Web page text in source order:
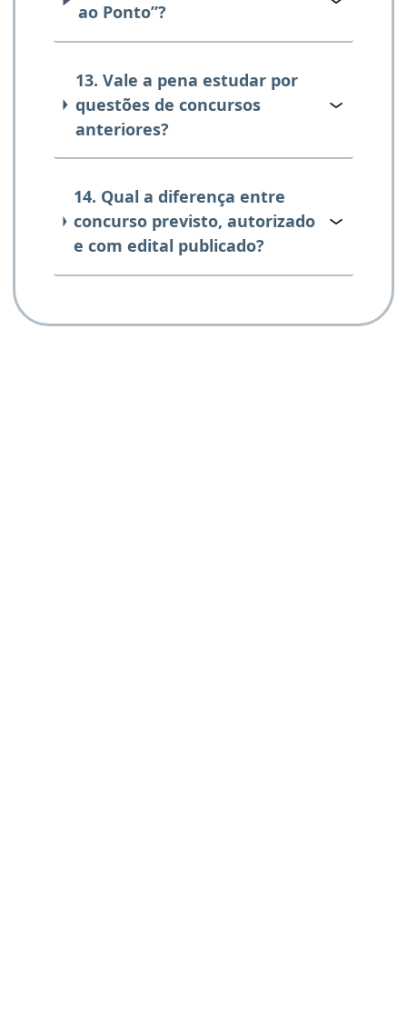
ao Ponto”?
13. Vale a pena estudar por
questões de concursos
anteriores?
14. Qual a diferença entre
concurso previsto, autorizado
e com edital publicado?